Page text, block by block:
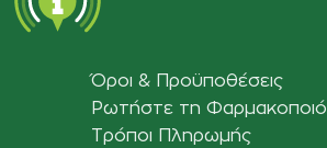
Όροι & Προϋποθέσεις
Ρωτήστε τη Φαρμακοποιό
Τρόποι Πληρωμής